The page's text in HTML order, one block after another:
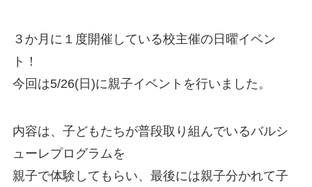
３か月に１度開催している校主催の日曜イベン
ト！
今回は5/26(日)に親子イベントを行いました。
内容は、子どもたちが普段取り組んでいるバルシ
ューレプログラムを
親子で体験してもらい、最後には親子分かれて子